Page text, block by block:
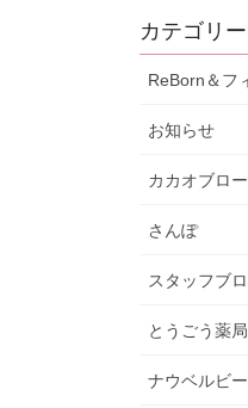
カテゴリー
ReBorn＆フ
お知らせ
カカオブロ
さんぽ
スタッフブ
とうごう薬局
ナウベルビー